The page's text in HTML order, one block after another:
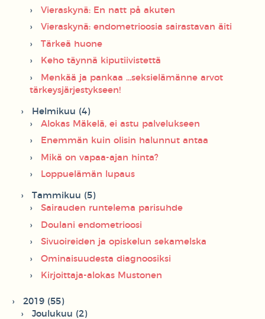
Vieraskynä: En natt på akuten
Vieraskynä: endometrioosia sairastavan äiti
Tärkeä huone
Keho täynnä kiputiivistettä
Menkää ja pankaa ...seksielämänne arvot
tärkeysjärjestykseen!
Helmikuu (4)
Alokas Mäkelä, ei astu palvelukseen
Enemmän kuin olisin halunnut antaa
Mikä on vapaa-ajan hinta?
Loppuelämän lupaus
Tammikuu (5)
Sairauden runtelema parisuhde
Doulani endometrioosi
Sivuoireiden ja opiskelun sekamelska
Ominaisuudesta diagnoosiksi
Kirjoittaja-alokas Mustonen
2019 (55)
Joulukuu (2)